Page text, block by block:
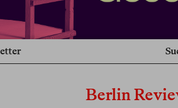
Berlin